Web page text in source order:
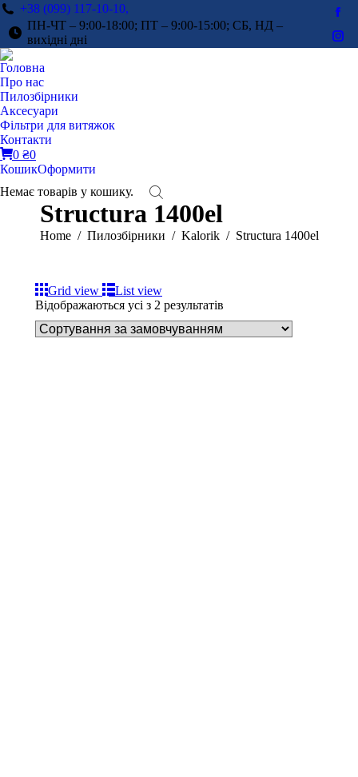
+38 (099) 117-10-10,
ПН-ЧТ – 9:00-18:00; ПТ – 9:00-15:00; СБ, НД –
вихідні дні
Головна
Про нас
Пилозбірники
Аксесуари
Фільтри для витяжок
Контакти
0 ₴0
КошикОформити
Немає товарів у кошику.
Structura 1400el
You are here:
Home Пилозбірники Kalorik Structura 1400el
Grid view
List view
Відображаються усі з 2 результатів